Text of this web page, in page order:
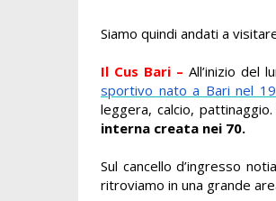
Siamo quindi andati a
Il Cus Bari – All’inizio del
sportivo nato a Bari nel
leggera, calcio,
interna creata nei 70.
Sul cancello d’ingresso
ritroviamo in una grande